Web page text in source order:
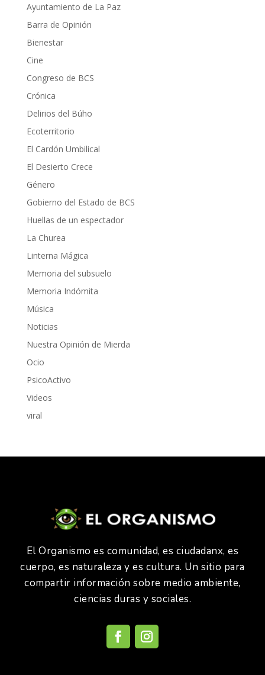
Ayuntamiento de La Paz
Barra de Opinión
Bienestar
Cine
Congreso de BCS
Crónica
Delirios del Búho
Ecoterritorio
El Cardón Umbilical
El Desierto Crece
Género
Gobierno del Estado de BCS
Huellas de un espectador
La Churea
Linterna Mágica
Memoria del subsuelo
Memoria Indómita
Música
Noticias
Nuestra Opinión de Mierda
Ocio
PsicoActivo
Videos
viral
El Organismo es comunidad, es ciudadanx, es
cuerpo, es naturaleza y es cultura. Un sitio para
compartir información sobre medio ambiente,
ciencias duras y sociales.